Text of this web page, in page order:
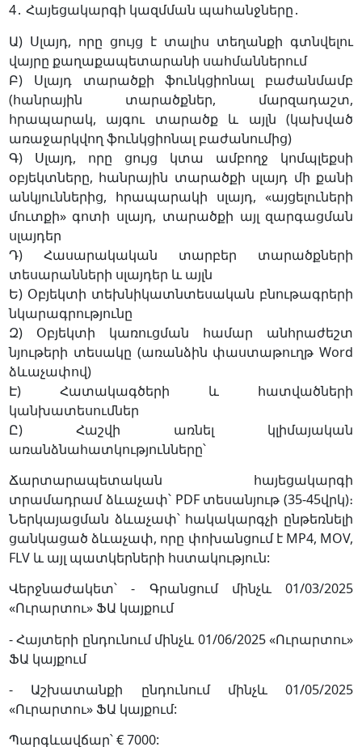
4․ Հայեցակարգի կազմման պահանջները․
Ա) Սլայդ, որը ցույց է տալիս տեղանքի գտնվելու
վայրը քաղաքապետարանի սահմաններում
Բ) Սլայդ տարածքի ֆունկցիոնալ բաժանմամբ
(հանրային տարածքներ, մարզադաշտ,
հրապարակ, այգու տարածք և այլն (կախված
առաջարկվող ֆունկցիոնալ բաժանումից)
Գ) Սլայդ, որը ցույց կտա ամբողջ կոմպլեքսի
օբյեկտները, հանրային տարածքի սլայդ մի քանի
անկյուններից, հրապարակի սլայդ, «այցելուների
մուտքի» գոտի սլայդ, տարածքի այլ զարգացման
սլայդեր
Դ) Հասարակական տարբեր տարածքների
տեսարանների սլայդեր և այլն
Ե) Օբյեկտի տեխնիկատնտեսական բնութագրերի
նկարագրությունը
Զ) Օբյեկտի կառուցման համար անհրաժեշտ
նյութերի տեսակը (առանձին փաստաթուղթ Word
ձևաչափով)
Է) Հատակագծերի և հատվածների
կանխատեսումներ
Ը) Հաշվի առնել կլիմայական
առանձնահատկությունները՝
Ճարտարապետական հայեցակարգի
տրամադրամ ձևաչափ՝ PDF տեսանյութ (35-45վրկ)։
Ներկայացման ձևաչափ՝ հակակարգչի ընթեռնելի
ցանկացած ձևաչափ, որը փոխանցում է MP4, MOV,
FLV և այլ պատկերների հստակություն:
Վերջնաժակետ՝ - Գրանցում մինչև 01/03/2025
«Ուրարտու» ՖԱ կայքում
- Հայտերի ընդունում մինչև 01/06/2025 «Ուրարտու»
ՖԱ կայքում
- Աշխատանքի ընդունում մինչև 01/05/2025
«Ուրարտու» ՖԱ կայքում:
Պարգևավճար՝ € 7000: